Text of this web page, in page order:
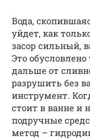
Вода,
уйдет, как
засор сильный,
Это обусловлено
дальше от
разрушить без
инструмент.
стоит в ванне и
подручные
метод –